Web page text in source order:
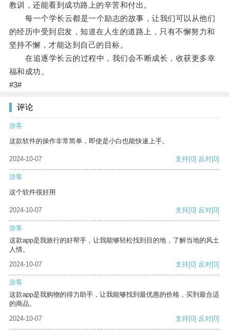
教训，还能看到成功路上的辛苦和付出。
每一个学长云都是一个励志的故事，让我们可以从他们
的经历中受到启发，知道在人生的道路上，只有不懈努力和
坚持不懈，才能达到自己的目标。
在追逐学长云的过程中，我们会不断成长，收获更多幸
福和成功。
#3#
评论
游客
这款软件的操作非常简单，即使是小白也能快速上手。
2024-10-07 支持[0] 反对[0]
游客
这个软件很好用
2024-10-07 支持[0] 反对[0]
游客
这款app是我旅行的好帮手，让我能够轻松找到目的地，了解当地的风土
人情。
2024-10-07
支持[0] 反对[0]
游客
这款app是我购物的得力助手，让我能够找到最优惠的价格，买到最合适
的商品。
2024-10-07
支持[0] 反对[0]